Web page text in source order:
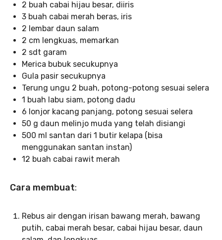
2 buah cabai hijau besar, diiris
3 buah cabai merah beras, iris
2 lembar daun salam
2 cm lengkuas, memarkan
2 sdt garam
Merica bubuk secukupnya
Gula pasir secukupnya
Terung ungu 2 buah, potong-potong sesuai selera
1 buah labu siam, potong dadu
6 lonjor kacang panjang, potong sesuai selera
50 g daun melinjo muda yang telah disiangi
500 ml santan dari 1 butir kelapa (bisa
menggunakan santan instan)
12 buah cabai rawit merah
Cara membuat:
Rebus air dengan irisan bawang merah, bawang
putih, cabai merah besar, cabai hijau besar, daun